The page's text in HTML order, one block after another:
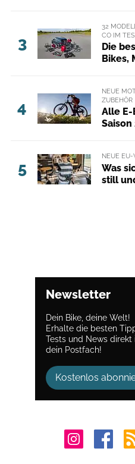
3
32
CO IM
Die
Bikes,
4
NEUE
ZUBEHÖR
Alle
5
NEUE EU-
Was
still
Newsletter
Dein Bike, deine Welt!
Erhalte die besten
Tests und News direkt
dein Postfach!
Kostenlos